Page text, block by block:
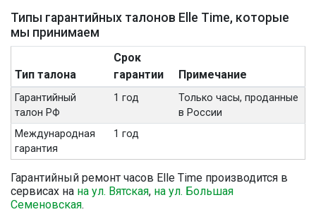
Типы гарантийных талонов Elle Time, которые
мы принимаем
Тип талона
Срок
гарантии
Примечание
Гарантийный
талон РФ
1 год
Только часы, проданные
в России
Международная
гарантия
1 год
Гарантийный ремонт часов Elle Time производится в
сервисах на на ул. Вятская, на ул. Большая
Семеновская.